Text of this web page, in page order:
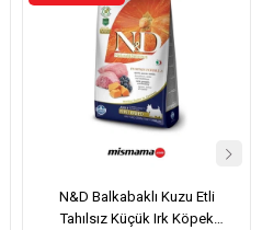
N&D Balkabaklı Kuzu Etli
Tahılsız Küçük Irk Köpek